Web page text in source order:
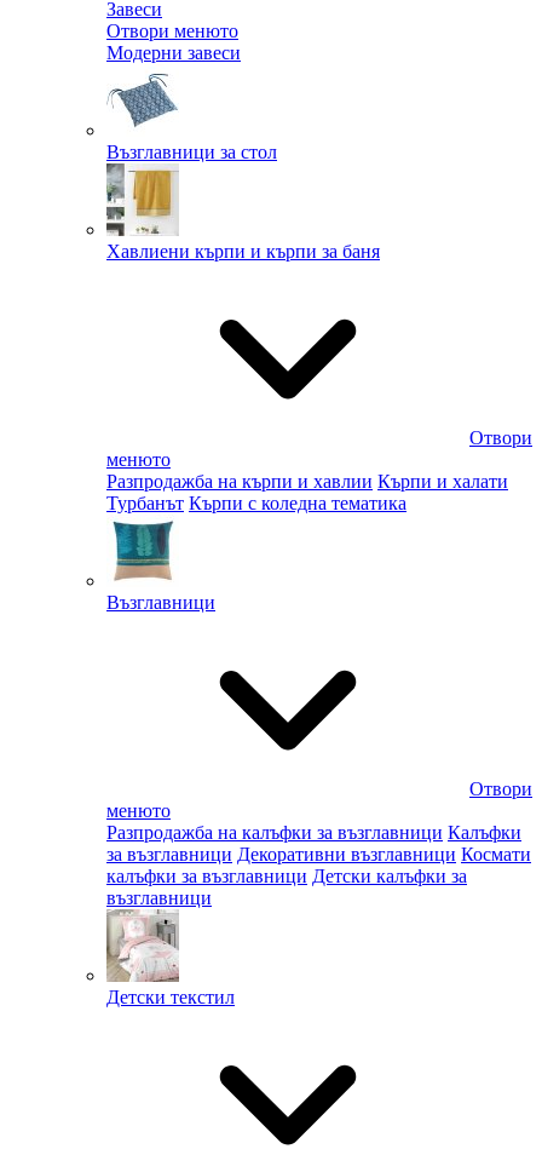
Завеси
Отвори менюто
Модерни завеси
Възглавници за стол
Хавлиени кърпи и кърпи за баня
Отвори
менюто
Разпродажба на кърпи и хавлии Кърпи и халати
Турбанът Кърпи с коледна тематика
Възглавници
Отвори
менюто
Разпродажба на калъфки за възглавници Калъфки
за възглавници Декоративни възглавници Космати
калъфки за възглавници Детски калъфки за
възглавници
Детски текстил